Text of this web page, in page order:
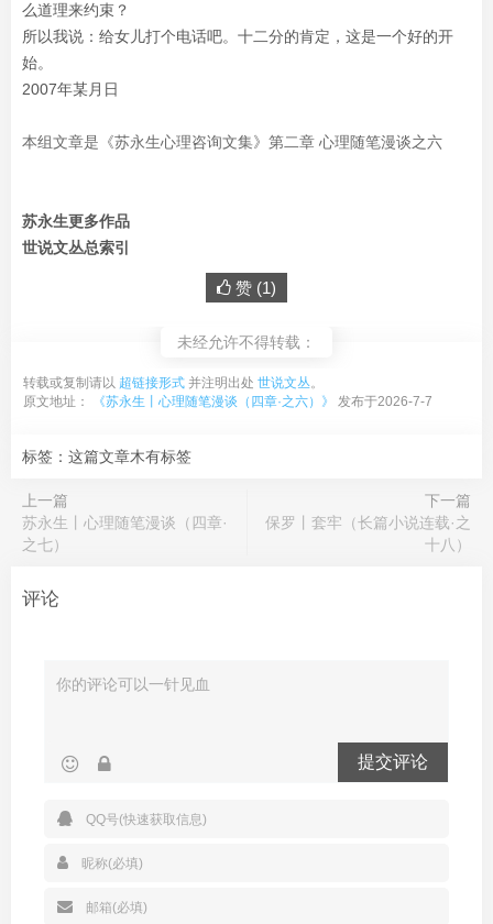
么道理来约束？
所以我说：给女儿打个电话吧。十二分的肯定，这是一个好的开
始。
2007年某月日
本组文章是《苏永生心理咨询文集》第二章 心理随笔漫谈之六
苏永生更多作品
世说文丛总索引
赞 (1)
未经允许不得转载：
转载或复制请以 超链接形式 并注明出处 世说文丛。
原文地址：
《苏永生丨心理随笔漫谈（四章·之六）》 发布于2026-7-7
标签：这篇文章木有标签
上一篇
苏永生丨心理随笔漫谈（四章·
之七）
下一篇
保罗丨套牢（长篇小说连载·之
十八）
评论
提交评论